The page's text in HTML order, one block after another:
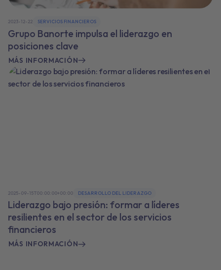
2023-12-22 SERVICIOS FINANCIEROS
Grupo Banorte impulsa el liderazgo en
posiciones clave
MÁS INFORMACIÓN
2025-09-15T00:00:00+00:00 DESARROLLO DEL LIDERAZGO
Liderazgo bajo presión: formar a líderes
resilientes en el sector de los servicios
financieros
MÁS INFORMACIÓN